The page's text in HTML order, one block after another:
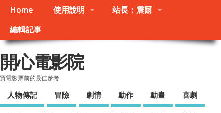
Home 使用說明
站長：震爾
編輯記事
開心電影院
買電影票前的最佳參考
人物傳記 冒險 劇情 動作 動畫 喜劇